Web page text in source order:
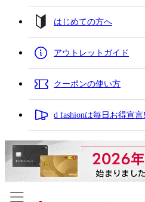
はじめての方へ
アウトレットガイド
クーポンの使い方
d fashionは毎日お得宣言